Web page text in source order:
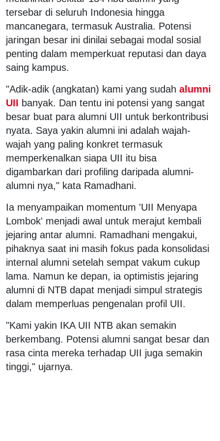
tersebar di seluruh Indonesia hingga
mancanegara, termasuk Australia. Potensi
jaringan besar ini dinilai sebagai modal sosial
penting dalam memperkuat reputasi dan daya
saing kampus.
"Adik-adik (angkatan) kami yang sudah alumni
UII banyak. Dan tentu ini potensi yang sangat
besar buat para alumni UII untuk berkontribusi
nyata. Saya yakin alumni ini adalah wajah-
wajah yang paling konkret termasuk
memperkenalkan siapa UII itu bisa
digambarkan dari profiling daripada alumni-
alumni nya," kata Ramadhani.
Ia menyampaikan momentum 'UII Menyapa
Lombok' menjadi awal untuk merajut kembali
jejaring antar alumni. Ramadhani mengakui,
pihaknya saat ini masih fokus pada konsolidasi
internal alumni setelah sempat vakum cukup
lama. Namun ke depan, ia optimistis jejaring
alumni di NTB dapat menjadi simpul strategis
dalam memperluas pengenalan profil UII.
"Kami yakin IKA UII NTB akan semakin
berkembang. Potensi alumni sangat besar dan
rasa cinta mereka terhadap UII juga semakin
tinggi," ujarnya.